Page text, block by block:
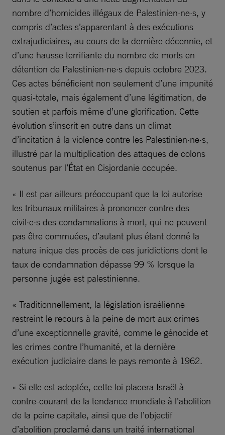
nombre d’homicides illégaux de Palestinien·ne·s, y
compris d’actes s’apparentant à des exécutions
extrajudiciaires, au cours de la dernière décennie, et
d’une hausse terrifiante du nombre de morts en
détention de Palestinien·ne·s depuis octobre 2023.
Ces actes bénéficient non seulement d’une impunité
quasi-totale, mais également d’une légitimation, de
soutien et parfois même d’une glorification. Cette
évolution s’inscrit en outre dans un climat
d’incitation à la violence contre les Palestinien·ne·s,
illustré par la multiplication des attaques de colons
soutenus par l’État en Cisjordanie occupée.
« Il est par ailleurs préoccupant que la loi autorise
les tribunaux militaires à prononcer contre des
civil·e·s des condamnations à mort, qui ne peuvent
pas être commuées, d’autant plus étant donné la
nature inique des procès de ces juridictions dont le
taux de condamnation dépasse 99 % lorsque la
personne jugée est palestinienne.
« Traditionnellement, la législation israélienne
restreint le recours à la peine de mort aux crimes
d’une exceptionnelle gravité, comme le génocide et
les crimes contre l’humanité, et la dernière
exécution judiciaire dans le pays remonte à 1962.
« Si elle est adoptée, cette loi placera Israël à
contre-courant de la tendance mondiale à l’abolition
de la peine capitale, ainsi que de l’objectif
d’abolition proclamé dans un traité international